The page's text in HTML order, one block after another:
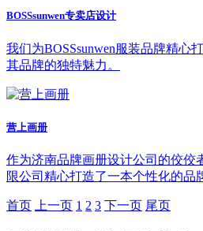
BOSSsunwen专卖店设计
我们为BOSSsunwen服装品牌精心
其品牌的独特魅力。
营上画册
作为济南品牌画册设计公司的佼佼
限公司精心打造了一本个性化的品
首页 上一页 1 2 3 下一页 尾页